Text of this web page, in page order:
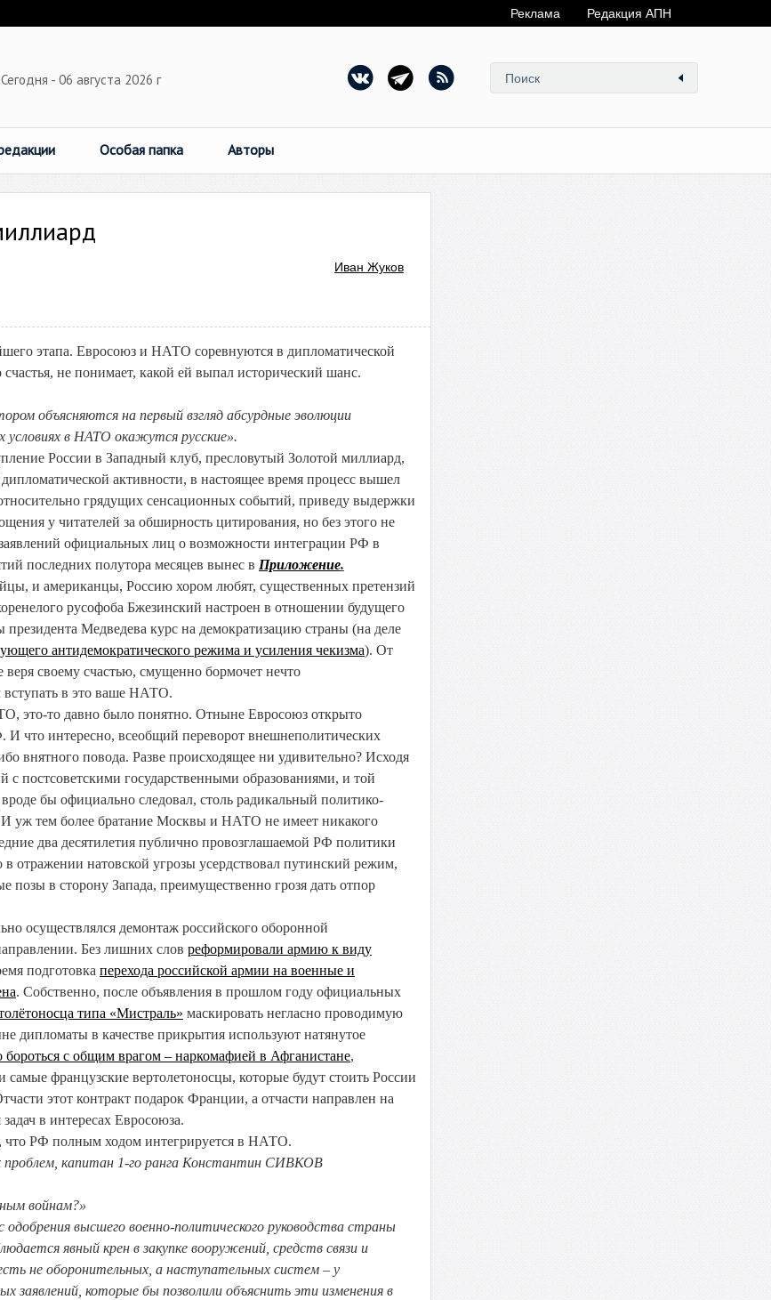
Реклама Редакция АПН
Сегодня - 06 августа 2026 г
Особая папка Авторы
Иван Жуков
этапа. Евросоюз и НАТО соревнуются в дипломатической
не понимает, какой ей выпал исторический шанс.
объясняются на первый взгляд абсурдные эволюции
условиях в НАТО окажутся русские».
России в Западный клуб, пресловутый Золотой миллиард,
активности, в настоящее время процесс вышел
грядущих сенсационных событий, приведу выдержки
у читателей за обширность цитирования, но без этого не
официальных лиц о возможности интеграции РФ в
последних полутора месяцев вынес в Приложение.
и американцы, Россию хором любят, существенных претензий
русофоба Бжезинский настроен в отношении будущего
Медведева курс на демократизацию страны (на деле
антидемократического режима и усиления чекизма). От
своему счастью, смущенно бормочет нечто
в это ваше НАТО.
это-то давно было понятно. Отныне Евросоюз открыто
что интересно, всеобщий переворот внешнеполитических
внятного повода. Разве происходящее ни удивительно? Исходя
постсоветскими государственными образованиями, и той
бы официально следовал, столь радикальный политико-
И уж тем более братание Москвы и НАТО не имеет никакого
два десятилетия публично провозглашаемой РФ политики
отражении натовской угрозы усердствовал путинский режим,
позы в сторону Запада, преимущественно грозя дать отпор
осуществлялся демонтаж российского оборонной
Без лишних слов реформировали армию к виду
подготовка перехода российской армии на военные и
. Собственно, после объявления в прошлом году официальных
типа «Мистраль» маскировать негласно проводимую
дипломаты в качестве прикрытия используют натянутое
с общим врагом – наркомафией в Афганистане,
самые французские вертолетоносцы, которые будут стоить России
этот контракт подарок Франции, а отчасти направлен на
в интересах Евросоюза.
что РФ полным ходом интегрируется в НАТО.
проблем, капитан 1-го ранга Константин СИВКОВ
войнам?»
высшего военно-политического руководства страны
явный крен в закупке вооружений, средств связи и
не оборонительных, а наступательных систем – у
заявлений, которые бы позволили объяснить эти изменения в